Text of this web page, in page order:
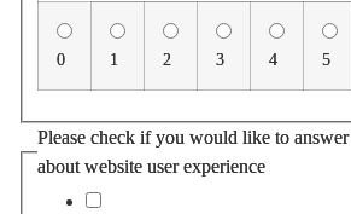
0 1 2 3 4 5
Please check if you would like to
about website user experience